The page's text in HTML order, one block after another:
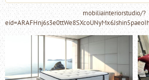
mobiliainteriorstudio/?